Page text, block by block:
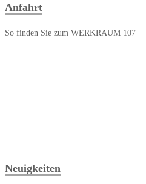
Anfahrt
So finden Sie zum WERKRAUM 107
Neuigkeiten